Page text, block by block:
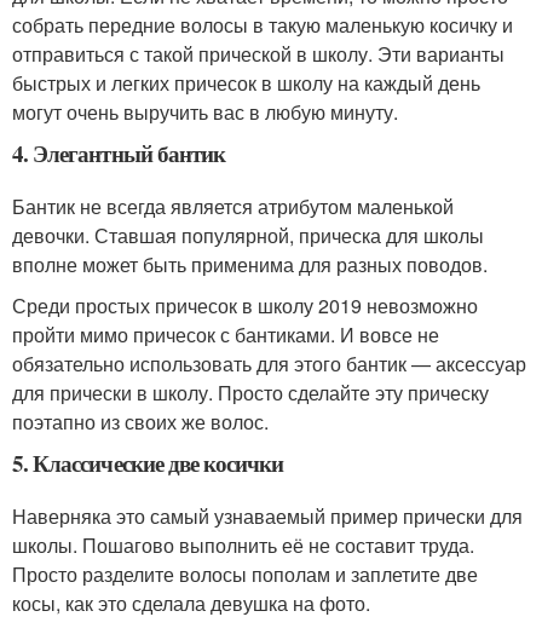
собрать передние волосы в такую маленькую косичку и
отправиться с такой прической в школу. Эти варианты
быстрых и легких причесок в школу на каждый день
могут очень выручить вас в любую минуту.
4. Элегантный бантик
Бантик не всегда является атрибутом маленькой
девочки. Ставшая популярной, прическа для школы
вполне может быть применима для разных поводов.
Среди простых причесок в школу 2019 невозможно
пройти мимо причесок с бантиками. И вовсе не
обязательно использовать для этого бантик — аксессуар
для прически в школу. Просто сделайте эту прическу
поэтапно из своих же волос.
5. Классические две косички
Наверняка это самый узнаваемый пример прически для
школы. Пошагово выполнить её не составит труда.
Просто разделите волосы пополам и заплетите две
косы, как это сделала девушка на фото.